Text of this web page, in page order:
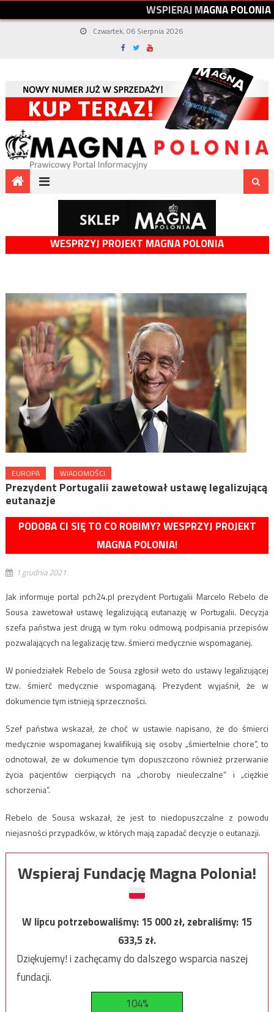
WSPIERAJMAGNAPOLONIA
Czwartek, 06 Sierpnia 2026
WESPRZYJ PROJEKT MAGNA POLONIA
EUROPA WIADOMOŚCI
Prezydent Portugalii zawetował ustawę legalizującą
eutanazje
PODOBA CI SIĘ TO CO ROBIMY? WESPRZYJ PROJEKT
MAGNA POLONIA!
1 grudnia 2021
Jak informuje portal pch24.pl prezydent Portugalii Marcelo Rebelo de
Sousa zawetował ustawę legalizującą eutanazję w Portugalii. Decyzja
szefa państwa jest drugą w tym roku odmową podpisania przepisów
pozwalających na legalizację tzw. śmierci medycznie wspomaganej.
W poniedziałek Rebelo de Sousa zgłosił weto do ustawy legalizującej
tzw. śmierć medycznie wspomaganą. Prezydent wyjaśnił, że w
dokumencie tym istnieją sprzeczności.
Szef państwa wskazał, że choć w ustawie napisano, że do śmierci
medycznie wspomaganej kwalifikują się osoby „śmiertelnie chore”, to
odnotował, że w dokumencie tym dopuszczono również przerwanie
życia pacjentów cierpiących na „choroby nieuleczalne” i „ciężkie
schorzenia”.
Rebelo de Sousa wskazał, że jest to niedopuszczalne z powodu
niejasności przypadków, w których mają zapadać decyzje o eutanazji.
Wspieraj Fundację Magna Polonia!
W lipcu potrzebowaliśmy:15 000zł, zebraliśmy:15
633,5zł.
Dziękujemy! i zachęcamy do dalszego wsparcia naszej
fundacji.
104%